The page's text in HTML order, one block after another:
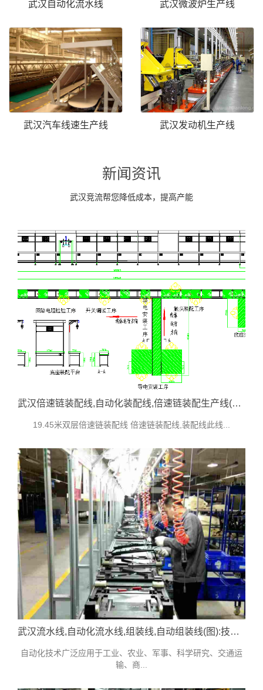
武汉自动化流水线 武汉微波炉生产线
武汉汽车线速生产线 武汉发动机生产线
新闻资讯
武汉竞流帮您降低成本，提高产能
武汉倍速链装配线,自动化装配线,倍速链装配生产线(隔离开关生产线)
19.45米双层倍速链装配线 倍速链装配线,装配线此线...
武汉流水线,自动化流水线,组装线,自动组装线(图):技术参考
自动化技术广泛应用于工业、农业、军事、科学研究、交通运
输、商...